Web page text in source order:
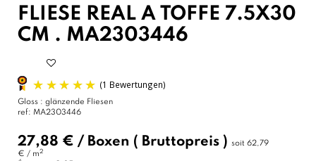
FLIESE REAL A TOFFE 7.5X30
CM . MA2303446
Gloss : glänzende Fliesen
ref: MA2303446
27,88 € / Boxen ( Bruttopreis ) soit 62,79
€ / m2